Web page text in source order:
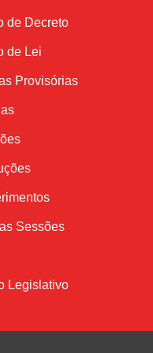
de Decreto
de Lei
Provisórias
Sessões
Legislativo